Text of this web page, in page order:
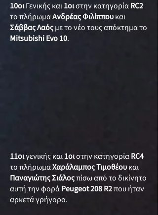
10οιΓενικής και1οιστην κατηγορίαRC2
το πλήρωμαΑνδρέας Φιλίππουκαι
Σάββας Λαόςμε το νέο τους απόκτημα το
Mitsubishi Evo 10.
11οιγενικής και1οιστην κατηγορίαRC4
το πλήρωμαΧαράλαμπος Τιμοθέουκαι
Παναγιώτης Σιάλοςπίσω από το δικίνητο
αυτή την φοράPeugeot 208 R2που ήταν
αρκετά γρήγορο.